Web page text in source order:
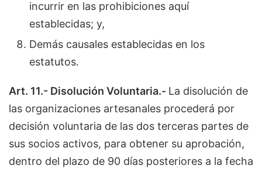
incurrir en las prohibiciones aquí
establecidas; y,
Demás causales establecidas en los
estatutos.
Art. 11.- Disolución Voluntaria.- La disolución de
las organizaciones artesanales procederá por
decisión voluntaria de las dos terceras partes de
sus socios activos, para obtener su aprobación,
dentro del plazo de 90 días posteriores a la fecha